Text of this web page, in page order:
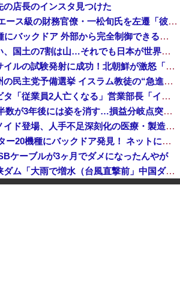
店長のインスタ見つけた
【速報】 高市政権、エース級の財務官僚・一松旬氏を左遷「彼は協力的でなかった」財務省の言いなりではないことが判明
中国製ルーター20機種にバックドア 外部から完全制御できる機能が仕込まれていた
石油もない、鉄もない、国土の7割は山…それでも日本が世界屈指の経済大国になれた「勤勉さ」以外の勝因！
日本が長距離巡航ミサイルの試験発射に成功！北朝鮮が激怒「日本が戦争国家になろうとしている」「絶対に傍観しない、必ず後悔させる」
アメリカ・ミシガン州の民主党予備選挙 イスラム教徒の“急進左派”候補が勝利確実に⋯トランプ氏は批判
日本「熊本地震」ハビタ「従業員2人亡くなる」営業部長「イオンのスタッフに制止されなかった」日本「部長が連絡後の店員行動を証言（謎」イオン「再入館可能の事実ない」→
K-POPアイドルの約半数が3年後には姿を消す…損益分岐点突破は4％未満
ついに国産ヒューマノイド登場、人手不足深刻化の医療・製造現場などでの活用想定！
【衝撃】 中国製ルーター20機種にバックドア発見！ ネットに繋ぐだけで35秒ごとに中国のサーバーと通信
ケーブルが3ヶ月でダメになったんやが
中国「大洪水！」三峡ダム「大雨で増水（台風直撃前」中国ダム「緊急放流！」中国鉄道「列車が走行中に流される」中国避難所「支援物資は有料です」謎の勢力「え」→
韓国人の対日好感度が過去最高に、「ノージャパン」は終わった？＝ネット「中国より100倍いい」